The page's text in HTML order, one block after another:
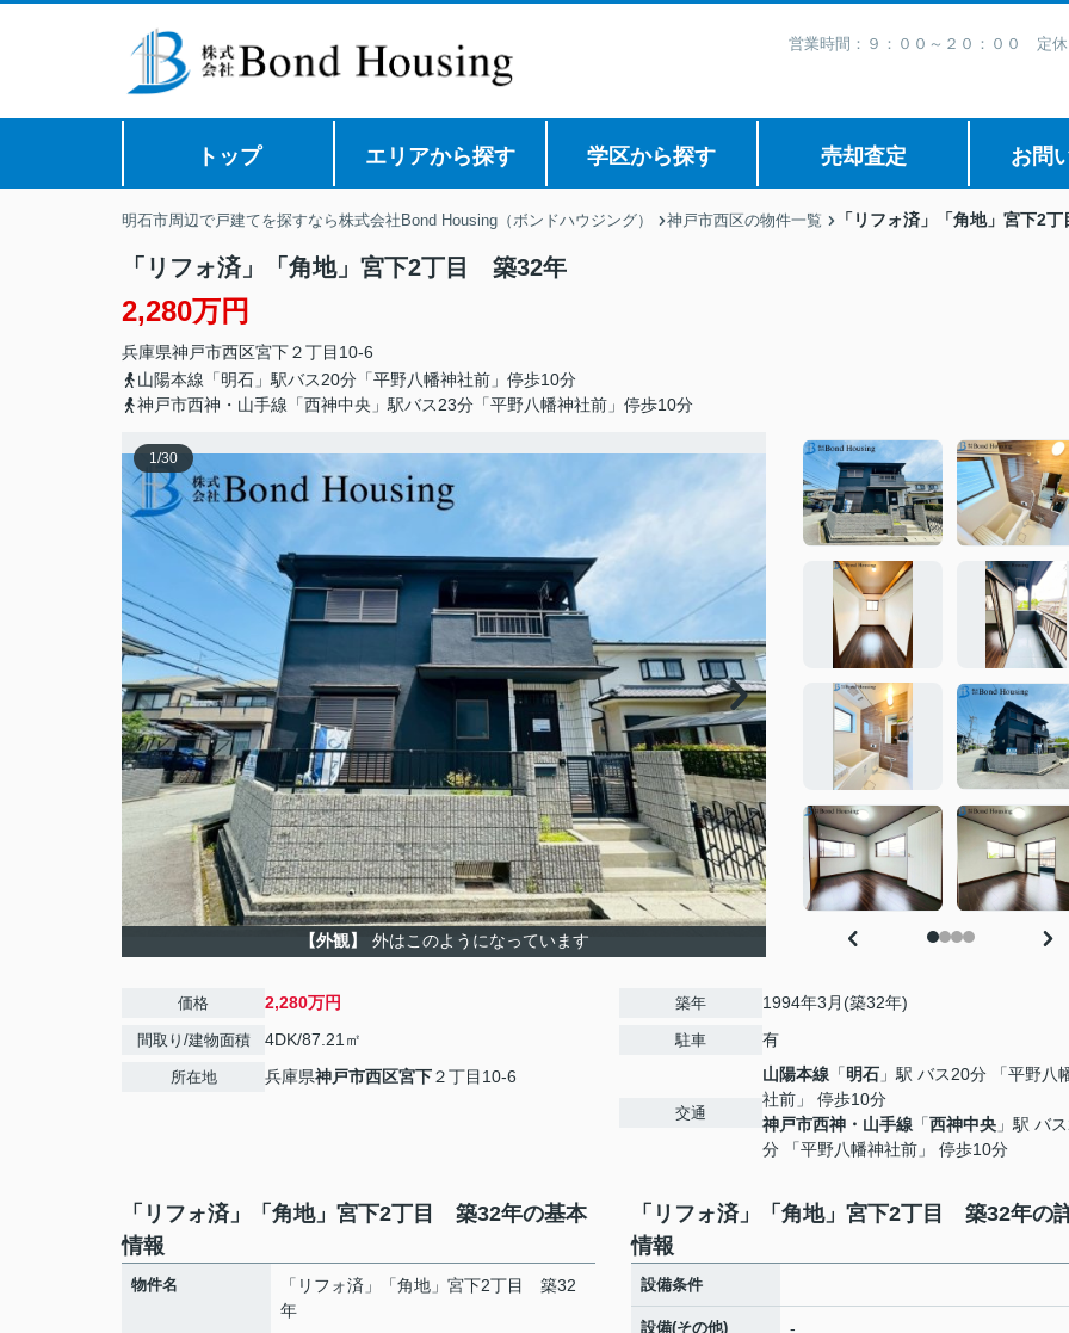
営業時間：９：００～２０：００ 定
トップ エリアから探す 学区から探す 売却査定 お問
明石市周辺で戸建てを探すなら株式会社Bond Housing（ボンドハウジング） 神戸市西区の物件一覧 「リフォ済」「角地」宮下2
「リフォ済」「角地」宮下2丁目 築32年
2,280万円
兵庫県神戸市西区宮下２丁目10-6
山陽本線「明石」駅バス20分「平野八幡神社前」停歩10分
神戸市西神・山手線「西神中央」駅バス23分「平野八幡神社前」停歩10分
1/30
【外観】 外はこのようになっています
価格 2,280万円
間取り/建物面積 4DK/87.21㎡
所在地 兵庫県神戸市西区宮下２丁目10-6
築年 1994年3月(築32年)
駐車 有
交通
山陽本線 「明石 」駅 バス20分 「平野八
社前」 停歩10分
神戸市西神・山手線 「西神中央 」駅 バ
分 「平野八幡神社前」 停歩10分
「リフォ済」「角地」宮下2丁目 築32年の基本
情報
物件名
「リフォ済」「角地」宮下2丁目 築32
年
「リフォ済」「角地」宮下2丁目 築32年の
情報
設備条件
設備(その他) -